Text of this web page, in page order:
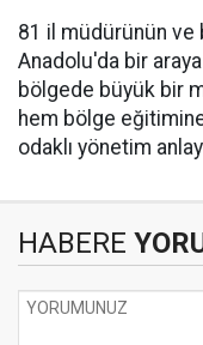
​81 il müdürünün ve
Anadolu'da bir
bölgede büyük bir
hem bölge
odaklı yönetim
HABERE